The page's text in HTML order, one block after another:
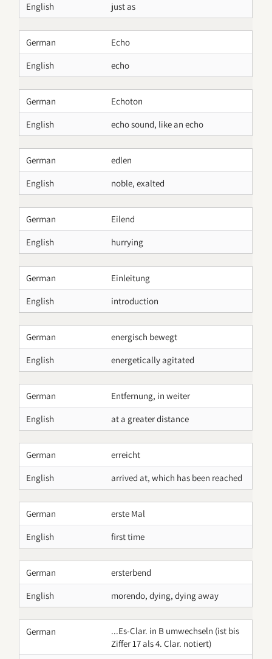
English
just as
German
Echo
English
echo
German
Echoton
English
echo sound, like an echo
German
edlen
English
noble, exalted
German
Eilend
English
hurrying
German
Einleitung
English
introduction
German
energisch bewegt
English
energetically agitated
German
Entfernung, in weiter
English
at a greater distance
German
erreicht
English
arrived at, which has been reached
German
erste Mal
English
first time
German
ersterbend
English
morendo, dying, dying away
German
...Es-Clar. in B umwechseln (ist bis
Ziffer 17 als 4. Clar. notiert)